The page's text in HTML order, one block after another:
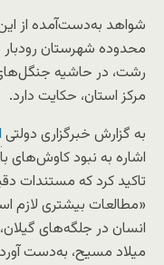
شواهد به‌دست‌آمده از
محدوده شهرستان رودبار
مرکز استان، حکایت دارد.
به گزارش خبرگزاری دولتی
اشاره به نبود کاوش‌های
تاکید کرد که مستندات
«مطالعات بیشتری لازم
میلاد مسیح، به‌دست